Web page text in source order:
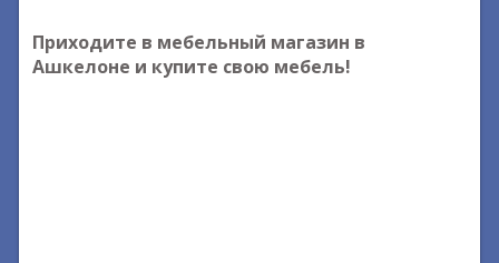
Приходите в мебельный магазин в
Ашкелоне и купите свою мебель!